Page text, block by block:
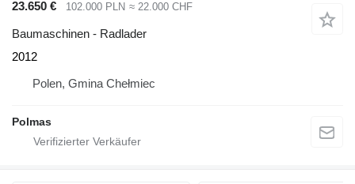
23.650 €
102.000 PLN ≈ 22.000 CHF
Baumaschinen - Radlader
2012
Polen, Gmina Chełmiec
Polmas